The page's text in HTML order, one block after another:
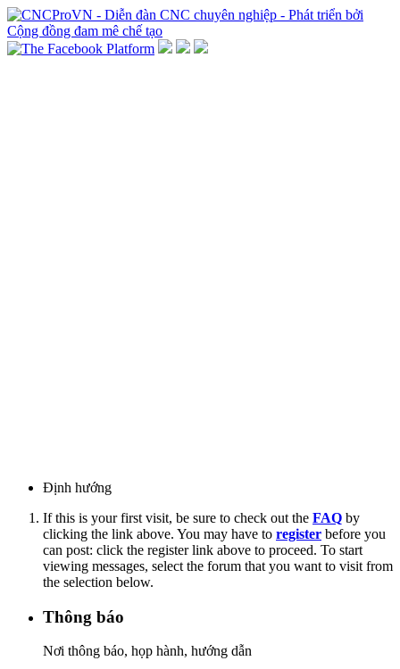
Định hướng
If this is your first visit, be sure to check out the FAQ by
clicking the link above. You may have to register before you
can post: click the register link above to proceed. To start
viewing messages, select the forum that you want to visit from
the selection below.
Thông báo
Nơi thông báo, họp hành, hướng dẫn